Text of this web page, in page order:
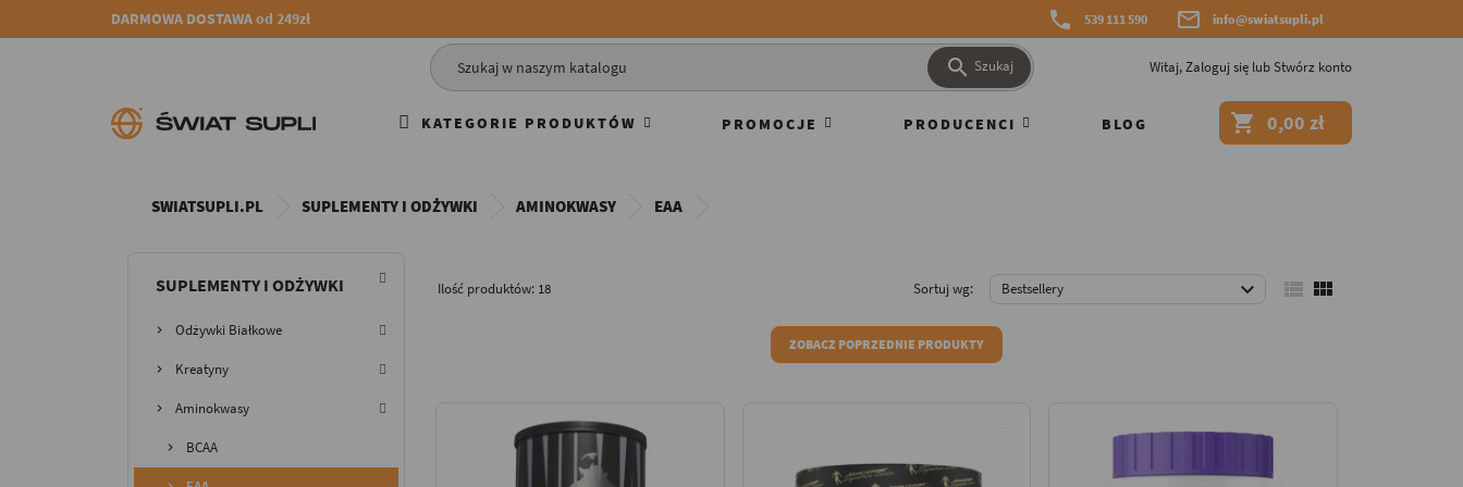
DARMOWA DOSTAWA od 249zł  539 111 590  info@swiatsupli.pl
 Szukaj Witaj,Zaloguj się lubStwórz konto
KATEGORIE PRODUKTÓW PROMOCJE PRODUCENCI BLOG  0,00 zł
SWIATSUPLI.PL SUPLEMENTY I ODŻYWKI AMINOKWASY EAA
SUPLEMENTY I ODŻYWKI
Odżywki Białkowe
Kreatyny
Aminokwasy
BCAA
Ilość produktów: 18 Sortuj wg: Bestsellery   
ZOBACZ POPRZEDNIE PRODUKTY